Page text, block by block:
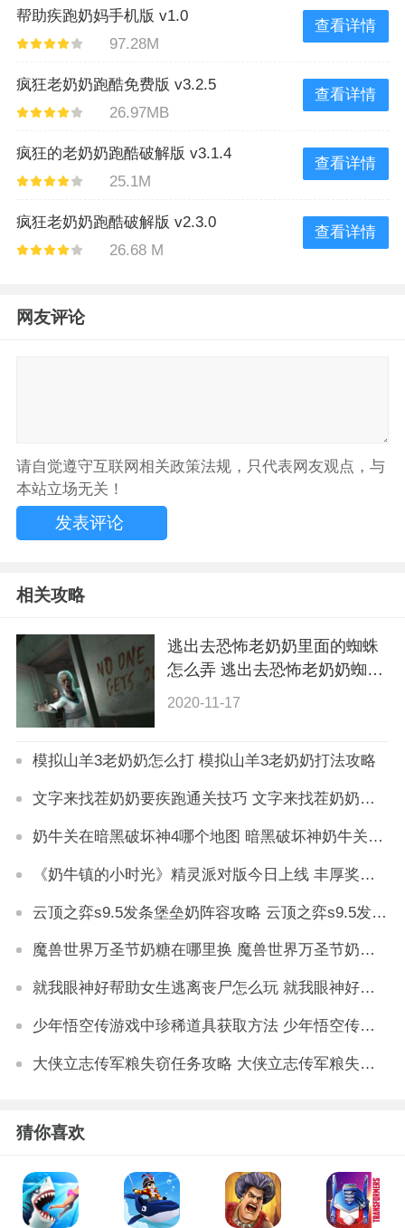
帮助疾跑奶妈手机版 v1.0
97.28M
查看详情
疯狂老奶奶跑酷免费版 v3.2.5
26.97MB
查看详情
疯狂的老奶奶跑酷破解版 v3.1.4
25.1M
查看详情
疯狂老奶奶跑酷破解版 v2.3.0
26.68 M
查看详情
网友评论
请自觉遵守互联网相关政策法规，只代表网友观点，与
本站立场无关！
相关攻略
逃出去恐怖老奶奶里面的蜘蛛
怎么弄 逃出去恐怖老奶奶蜘蛛
打法攻略
2020-11-17
模拟山羊3老奶奶怎么打 模拟山羊3老奶奶打法攻略
文字来找茬奶奶要疾跑通关技巧 文字来找茬奶奶要疾跑怎么玩
奶牛关在暗黑破坏神4哪个地图 暗黑破坏神奶牛关怎么进
《奶牛镇的小时光》精灵派对版今日上线 丰厚奖励等你拿
云顶之弈s9.5发条堡垒奶阵容攻略 云顶之弈s9.5发条堡垒奶阵容怎么玩
魔兽世界万圣节奶糖在哪里换 魔兽世界万圣节奶糖兑换位置详解
就我眼神好帮助女生逃离丧尸怎么玩 就我眼神好帮助女生逃离丧尸通关攻略
少年悟空传游戏中珍稀道具获取方法 少年悟空传游戏珍稀道具如何获取
大侠立志传军粮失窃任务攻略 大侠立志传军粮失窃任务如何做
猜你喜欢